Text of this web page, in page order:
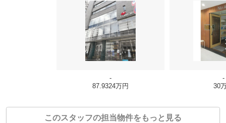
-
87.9324万円
-
30
このスタッフの担当物件をもっと見る